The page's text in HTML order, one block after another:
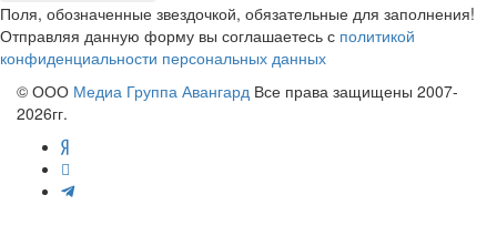
Поля, обозначенные звездочкой, обязательные для заполнения!
Отправляя данную форму вы соглашаетесь с политикой
конфиденциальности персональных данных
© ООО Медиа Группа Авангард Все права защищены 2007-
2026гг.